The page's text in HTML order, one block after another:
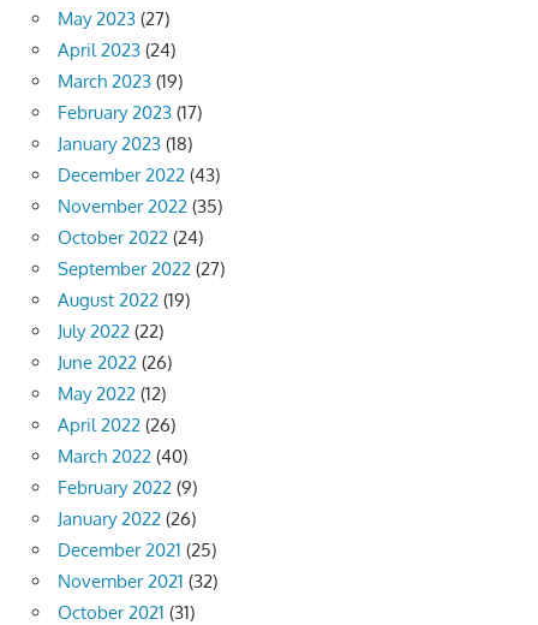
May 2023 (27)
April 2023 (24)
March 2023 (19)
February 2023 (17)
January 2023 (18)
December 2022 (43)
November 2022 (35)
October 2022 (24)
September 2022 (27)
August 2022 (19)
July 2022 (22)
June 2022 (26)
May 2022 (12)
April 2022 (26)
March 2022 (40)
February 2022 (9)
January 2022 (26)
December 2021 (25)
November 2021 (32)
October 2021 (31)